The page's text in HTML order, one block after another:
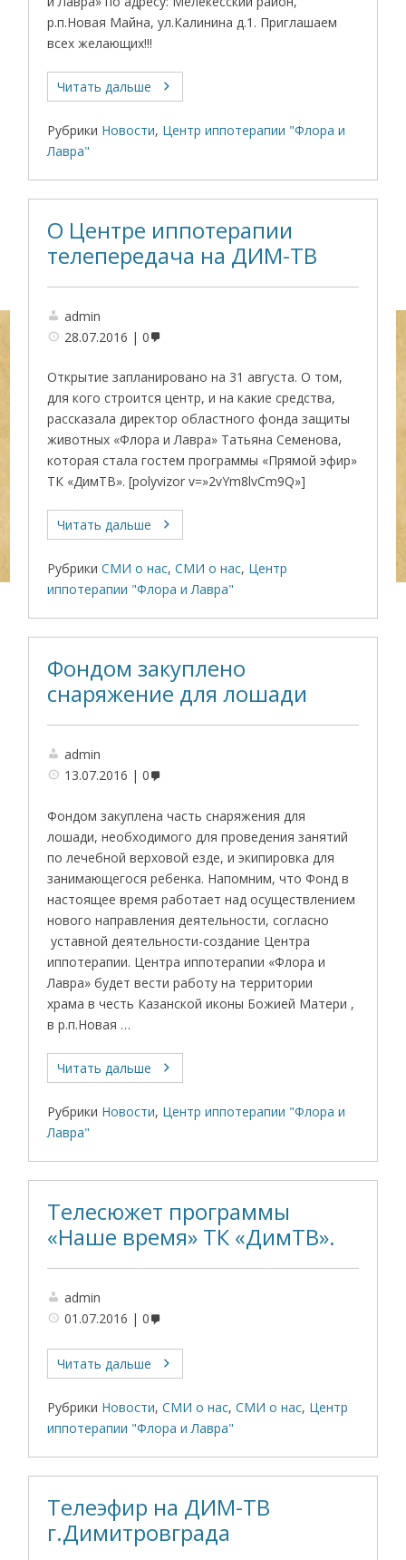
р.п.Новая Майна, ул.Калинина д.1. Приглашаем
всех желающих!!!
Читать дальше
Рубрики Новости, Центр иппотерапии "Флора и
Лавра"
О Центре иппотерапии
телепередача на ДИМ-ТВ
admin
28.07.2016
0
Открытие запланировано на 31 августа. О том,
для кого строится центр, и на какие средства,
рассказала директор областного фонда защиты
животных «Флора и Лавра» Татьяна Семенова,
которая стала гостем программы «Прямой эфир»
ТК «ДимТВ». [polyvizor v=»2vYm8lvCm9Q»]
Читать дальше
Рубрики СМИ о нас,СМИ о нас, Центр
иппотерапии "Флора и Лавра"
Фондом закуплено
снаряжение для лошади
admin
13.07.2016
0
Фондом закуплена часть снаряжения для
лошади, необходимого для проведения занятий
по лечебной верховой езде, и экипировка для
занимающегося ребенка. Напомним, что Фонд в
настоящее время работает над осуществлением
нового направления деятельности, согласно
уставной деятельности-создание Центра
иппотерапии. Центра иппотерапии «Флора и
Лавра» будет вести работу на территории
храма в честь Казанской иконы Божией Матери ,
в р.п.Новая …
Читать дальше
Рубрики Новости, Центр иппотерапии "Флора и
Лавра"
Телесюжет программы
«Наше время» ТК «ДимТВ».
admin
01.07.2016
0
Читать дальше
Рубрики Новости,СМИ о нас,СМИ о нас, Центр
иппотерапии "Флора и Лавра"
Телеэфир на ДИМ-ТВ
г.Димитровграда